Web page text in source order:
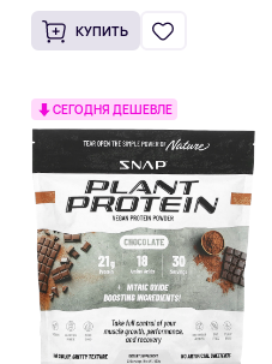
КУПИТЬ
СЕГОДНЯ ДЕШЕВЛЕ